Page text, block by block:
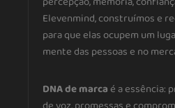
Elevenmind, construímos e
para que elas ocupem um
mente das pessoas e no
DNA de marca é a essência: